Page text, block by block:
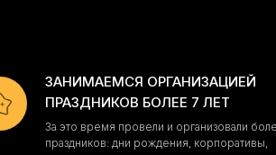
ЗАНИМАЕМСЯ ОРГАНИЗАЦИЕЙ
ПРАЗДНИКОВ БОЛЕЕ 7 ЛЕТ
За это время провели и организовали
праздников: дни рождения, корпоративы,